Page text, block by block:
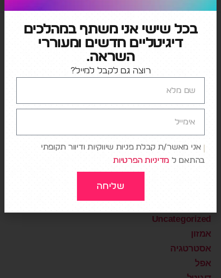
קטגוריות
DATA
Design
Digital Healthcare
Uncategorized
אמזון
אסטרטגיה
אפל
בכל שישי אני משתף במהלכים
דיגיטליים חדשים ומעוררי
השראה.
רוצה גם לקבל למייל?
אני מאשר/ת קבלת פניות שיווקיות ודיוור תקופתי
בהתאם ל מדיניות הפרטיות
שליחה